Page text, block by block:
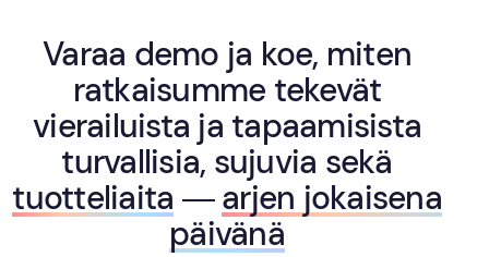
Varaa demo ja koe, miten
ratkaisumme tekevät
vierailuista ja tapaamisista
turvallisia, sujuvia sekä
tuotteliaita —arjen jokaisena
päivänä